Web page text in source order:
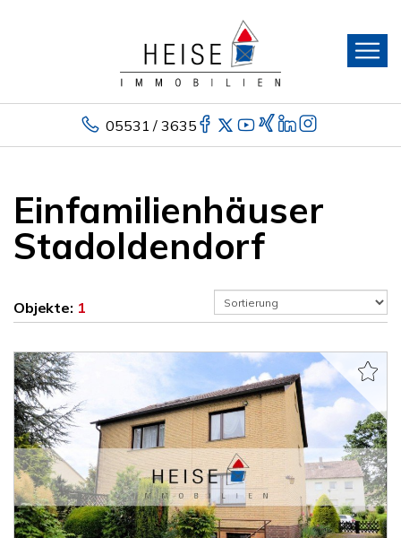
05531 / 3635
Einfamilienhäuser
Stadoldendorf
Objekte: 1